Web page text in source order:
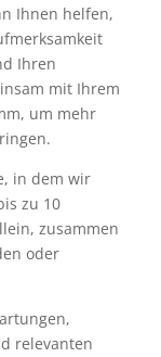
Ihnen helfen,
Ihren
mit Ihrem
um mehr
in dem wir
zu 10
zusammen
oder
relevanten